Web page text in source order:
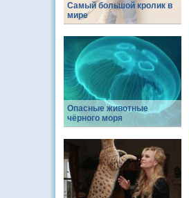
Самый большой кролик в
мире
Опасные животные
чёрного моря